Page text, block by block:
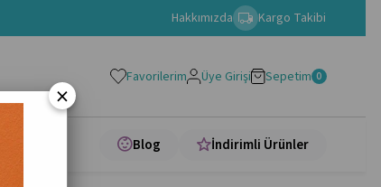
Hakkımızda Kargo Takibi
Favorilerim Üye Girişi Sepetim 0
Blog İndirimli Ürünler
×